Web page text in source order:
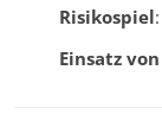
Risikospiel
Einsatz